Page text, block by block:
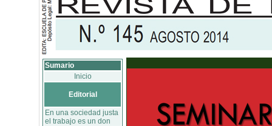
Sumario
Inicio
Editorial
En una sociedad justa
el trabajo es un don